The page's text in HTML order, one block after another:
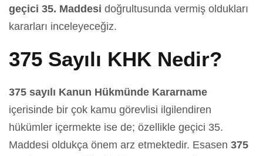
geçici 35. Maddesi doğrultusunda vermiş oldukları
kararları inceleyeceğiz.
375 Sayılı KHK Nedir?
375 sayılı Kanun Hükmünde Kararname
içerisinde bir çok kamu görevlisi ilgilendiren
hükümler içermekte ise de; özellikle geçici 35.
Maddesi oldukça önem arz etmektedir. Esasen 375